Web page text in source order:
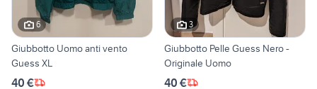
6
Giubbotto Uomo anti vento
Guess XL
40 €
3
Giubbotto Pelle Guess Nero -
Originale Uomo
40 €